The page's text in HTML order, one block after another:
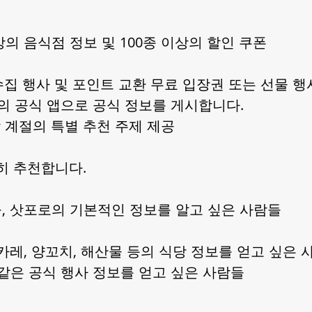
음식점 정보 및 100종 이상의 할인 쿠폰
행사 및 포인트 교환 무료 입장권 또는 선물 행
공식 앱으로 공식 정보를 게시합니다.
절의 특별 추천 주제 제공
추천합니다.
삿포로의 기본적인 정보를 알고 싶은 사람들
레, 양꼬치, 해산물 등의 식당 정보를 얻고 싶은
은 공식 행사 정보를 얻고 싶은 사람들